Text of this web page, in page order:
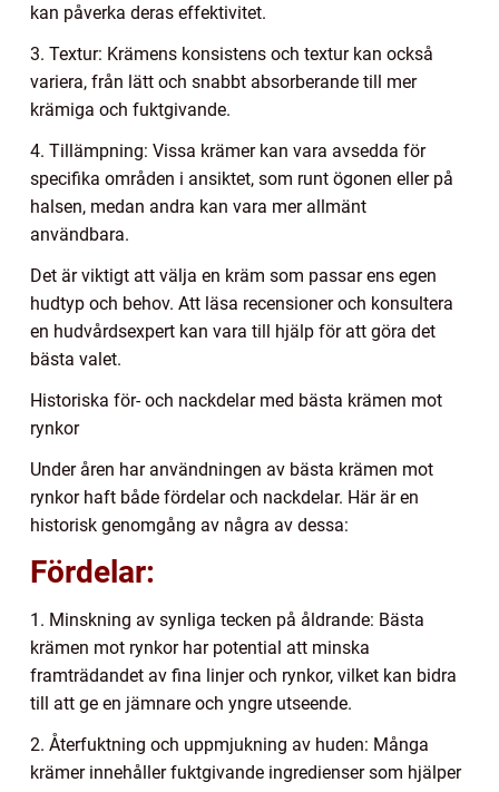
kan påverka deras effektivitet.
3. Textur: Krämens konsistens och textur kan också
variera, från lätt och snabbt absorberande till mer
krämiga och fuktgivande.
4. Tillämpning: Vissa krämer kan vara avsedda för
specifika områden i ansiktet, som runt ögonen eller på
halsen, medan andra kan vara mer allmänt
användbara.
Det är viktigt att välja en kräm som passar ens egen
hudtyp och behov. Att läsa recensioner och konsultera
en hudvårdsexpert kan vara till hjälp för att göra det
bästa valet.
Historiska för- och nackdelar med bästa krämen mot
rynkor
Under åren har användningen av bästa krämen mot
rynkor haft både fördelar och nackdelar. Här är en
historisk genomgång av några av dessa:
Fördelar:
1. Minskning av synliga tecken på åldrande: Bästa
krämen mot rynkor har potential att minska
framträdandet av fina linjer och rynkor, vilket kan bidra
till att ge en jämnare och yngre utseende.
2. Återfuktning och uppmjukning av huden: Många
krämer innehåller fuktgivande ingredienser som hjälper